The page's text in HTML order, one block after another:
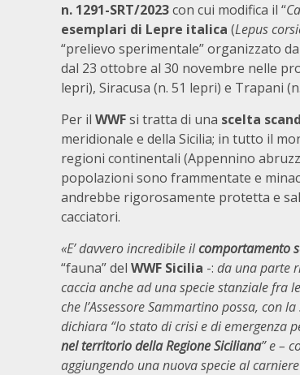
n. 1291-SRT/2023con cui modifica il “
esemplari di Lepre italica (Lepus
“prelievo sperimentale” organizzato
dal 23 ottobre al 30 novembre nelle
lepri), Siracusa (n. 51 lepri) e Trapani
Per il WWFsi tratta di una scelta
meridionale e della Sicilia; in tutto il
regioni continentali (Appennino
popolazioni sono frammentate e
andrebbe rigorosamente protetta e
cacciatori.
«E’ davvero incredibile ilcomportamento
“fauna” del WWF Sicilia -: da una parte
caccia anche ad una specie stanziale fra
che l’Assessore Sammartino possa, con
dichiara “lo stato di crisi e di emergenza
nel territorio della Regione Siciliana” e –
aggiungendo una nuova specie al